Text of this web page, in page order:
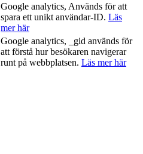
Google analytics, Används för att
spara ett unikt användar-ID. Läs
mer här
Google analytics, _gid används för
att förstå hur besökaren navigerar
runt på webbplatsen. Läs mer här